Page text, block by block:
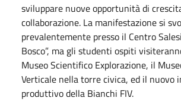
sviluppare nuove opportunità di
collaborazione. La manifestazione si
prevalentemente presso il Centro
Bosco”, ma gli studenti ospiti
Museo Scientifico Explorazione, il
Verticale nella torre civica, ed il nuovo
produttivo della Bianchi FIV.